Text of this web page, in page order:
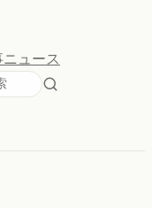
ニュース